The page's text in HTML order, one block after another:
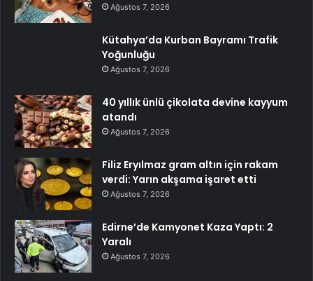
Ağustos 7, 2026
Kütahya’da Kurban Bayramı Trafik
Yoğunluğu
Ağustos 7, 2026
40 yıllık ünlü çikolata devine kayyum
atandı
Ağustos 7, 2026
Filiz Eryılmaz gram altın için rakam
verdi: Yarın akşama işaret etti
Ağustos 7, 2026
Edirne’de Kamyonet Kaza Yaptı: 2
Yaralı
Ağustos 7, 2026